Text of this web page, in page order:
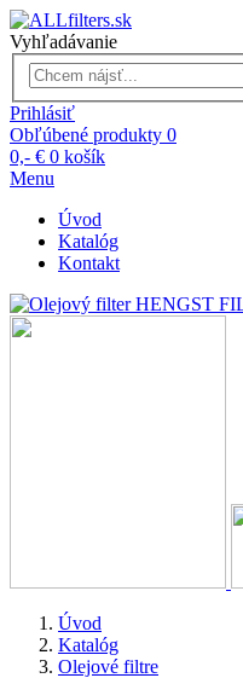
Vyhľadávanie
Prihlásiť
Obľúbené produkty 0
0,- € 0 košík
Menu
Úvod
Katalóg
Kontakt
Úvod
Katalóg
Olejové filtre